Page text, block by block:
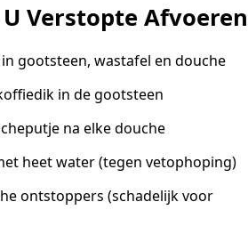
Verstopte Afvoeren
gootsteen, wastafel en douche
in de gootsteen
na elke douche
heet water (tegen vetophoping)
ontstoppers (schadelijk voor